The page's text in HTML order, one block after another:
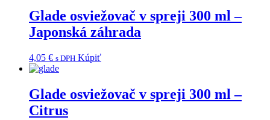
Glade osviežovač v spreji 300 ml –
Japonská záhrada
4,05 € s DPH Kúpiť
Glade osviežovač v spreji 300 ml –
Citrus